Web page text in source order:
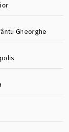
Gheorghe